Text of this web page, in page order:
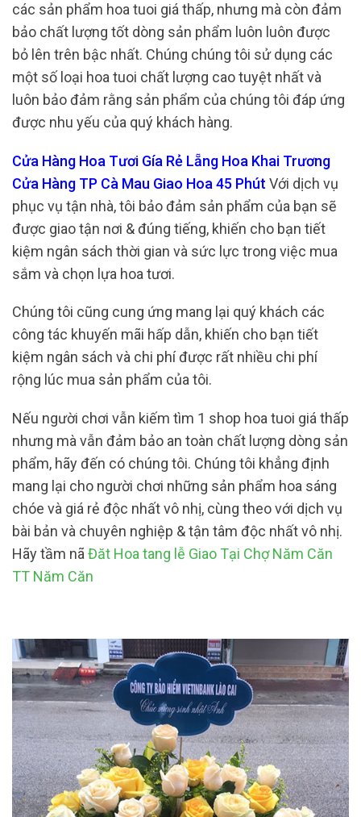
các sản phẩm hoa tuoi giá thấp, nhưng mà còn đảm
bảo chất lượng tốt dòng sản phẩm luôn luôn được
bỏ lên trên bậc nhất. Chúng chúng tôi sử dụng các
một số loại hoa tuoi chất lượng cao tuyệt nhất và
luôn bảo đảm rằng sản phẩm của chúng tôi đáp ứng
được nhu yếu của quý khách hàng.
Cửa Hàng Hoa Tươi Gía Rẻ Lẵng Hoa Khai Trương
Cửa Hàng TP Cà Mau Giao Hoa 45 Phút Với dịch vụ
phục vụ tận nhà, tôi bảo đảm sản phẩm của bạn sẽ
được giao tận nơi & đúng tiếng, khiến cho bạn tiết
kiệm ngân sách thời gian và sức lực trong việc mua
sắm và chọn lựa hoa tươi.
Chúng tôi cũng cung ứng mang lại quý khách các
công tác khuyến mãi hấp dẫn, khiến cho bạn tiết
kiệm ngân sách và chi phí được rất nhiều chi phí
rộng lúc mua sản phẩm của tôi.
Nếu người chơi vẫn kiếm tìm 1 shop hoa tuoi giá thấp
nhưng mà vẫn đảm bảo an toàn chất lượng dòng sản
phẩm, hãy đến có chúng tôi. Chúng tôi khẳng định
mang lại cho người chơi những sản phẩm hoa sáng
chóe và giá rẻ độc nhất vô nhị, cùng theo với dịch vụ
bài bản và chuyên nghiệp & tận tâm độc nhất vô nhị.
Hãy tầm nã Đăt Hoa tang lễ Giao Tại Chợ Năm Căn
TT Năm Căn